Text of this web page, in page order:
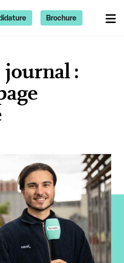
journal :
Brochure